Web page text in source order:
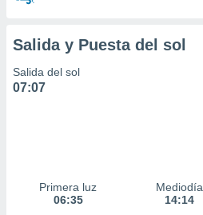
Salida y Puesta del sol
Salida del sol
07:07
Primera luz
06:35
Mediodía
14:14